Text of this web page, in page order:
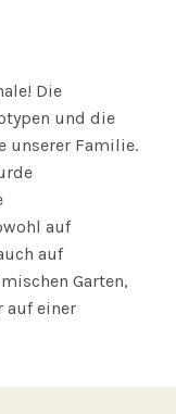
Die
und die
unserer Familie.
auf
auf
Garten,
auf einer